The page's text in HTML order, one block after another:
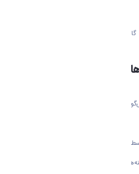
یکی از محبوب‌ترین و پر مخاطب‌ترین
در کشور / پر هزینه
از هزینه‌ها و خطرات آن، که متاسفانه تنها
استخراج با حلال‌هایی با پایه آمین و...،
بالایی دارد و هم مصرف جداسازی بسیار